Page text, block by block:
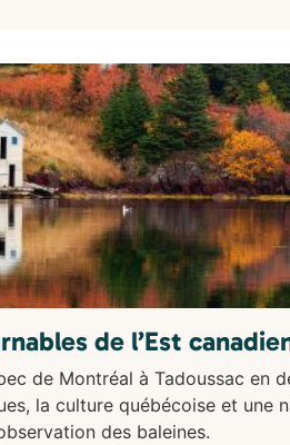
de l’Est
de Montréal à Tadoussac en
la culture québécoise et une
des baleines.